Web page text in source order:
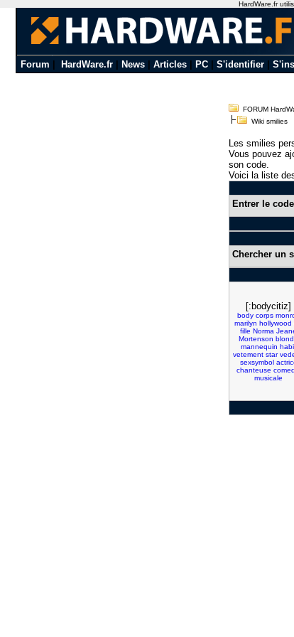
Forum HardWare.fr| News| Articles| PC| S'identifier|
FORUM
Wiki smilies
Les smilies
Vous pouvez
son code.
Voici la liste
Entrer le
Chercher un
[:bodycitiz]
body corps
marilyn hollywood
fille Norma
Mortenson
mannequin
vetement star
sexsymbol
chanteuse
musicale
HardWare.fr